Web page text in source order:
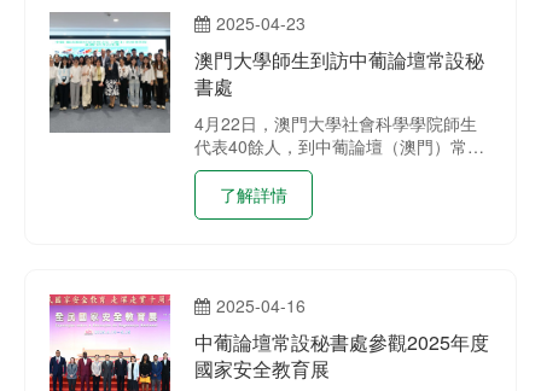
2025-04-23
澳門大學師生到訪中葡論壇常設秘
書處
4月22日，澳門大學社會科學學院師生
代表40餘人，到中葡論壇（澳門）常設
秘書處座談交流。
了解詳情
2025-04-16
中葡論壇常設秘書處參觀2025年度
國家安全教育展